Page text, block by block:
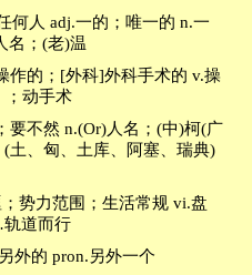
何人 adj.一的；唯一的 n.一
名；(老)温
作的；[外科]外科手术的 v.操
；动手术
要不然 n.(Or)人名；(中)柯(广
(土、匈、土库、阿塞、瑞典)
势力范围；生活常规 vi.盘
道而行
外的 pron.另外一个